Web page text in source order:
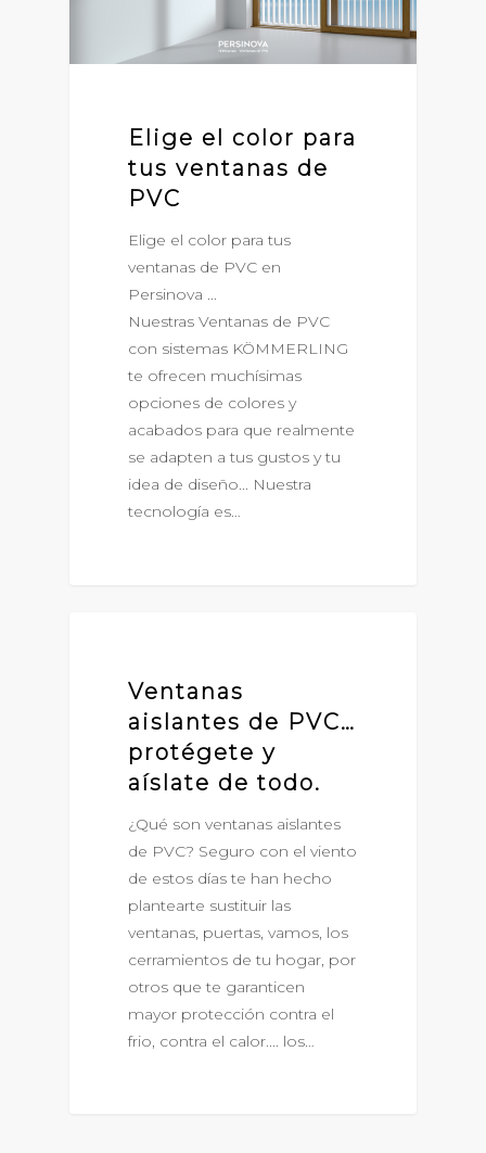
Elige el color para
tus ventanas de
PVC
Elige el color para tus
ventanas de PVC en
Persinova ...
Nuestras Ventanas de PVC
con sistemas KÖMMERLING
te ofrecen muchísimas
opciones de colores y
acabados para que realmente
se adapten a tus gustos y tu
idea de diseño... Nuestra
tecnología es…
Ventanas
aislantes de PVC…
protégete y
aíslate de todo.
¿Qué son ventanas aislantes
de PVC? Seguro con el viento
de estos días te han hecho
plantearte sustituir las
ventanas, puertas, vamos, los
cerramientos de tu hogar, por
otros que te garanticen
mayor protección contra el
frio, contra el calor.... los…